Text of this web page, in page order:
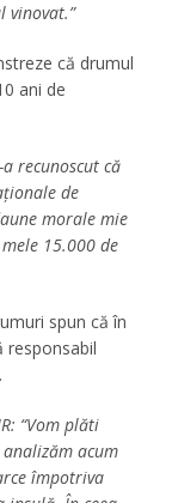
vinovat.”
că drumul
ani de
a recunoscut că
de
morale mie
15.000 de
spun că în
responsabil
“Vom plăti
acum
împotriva